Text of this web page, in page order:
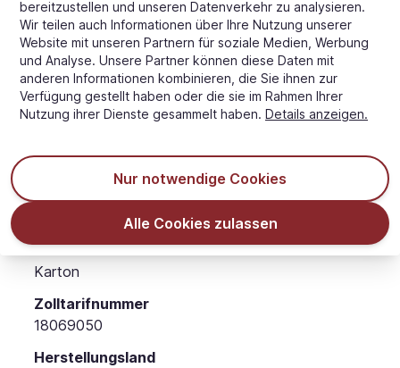
Deklaration (einschließlich Allergene und
Nährwerte), Hersteller, Mindesthaltbarkeitsdatum,
Produktionsdatum, Batchkode.
Lagerung
Empfohlene Temperatur 16-20 °C.
Haltbarkeit ab Produktionsdatum
Verkaufseinheit
Karton
Zolltarifnummer
18069050
Herstellungsland
bereitzustellen und unseren Datenverkehr zu analysieren.
Wir teilen auch Informationen über Ihre Nutzung unserer
Website mit unseren Partnern für soziale Medien, Werbung
und Analyse. Unsere Partner können diese Daten mit
anderen Informationen kombinieren, die Sie ihnen zur
Verfügung gestellt haben oder die sie im Rahmen Ihrer
Nutzung ihrer Dienste gesammelt haben. Details anzeigen.
Nur notwendige Cookies
Alle Cookies zulassen